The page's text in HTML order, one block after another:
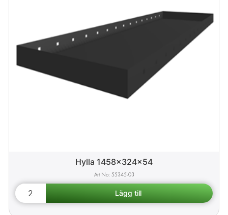
Hylla 1458x324x54
55345-03